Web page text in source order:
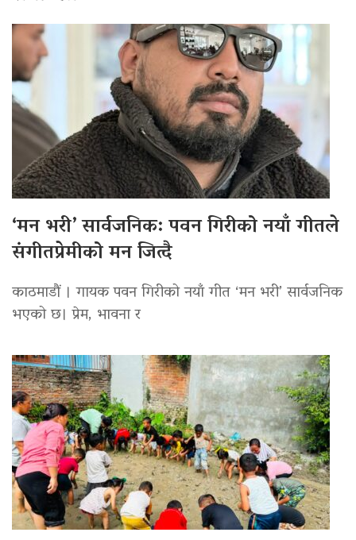
‘मन भरी’ सार्वजनिक: पवन गिरीको नयाँ गीतले
संगीतप्रेमीको मन जित्दै
काठमाडौं । गायक पवन गिरीको नयाँ गीत ‘मन भरी’ सार्वजनिक
भएको छ। प्रेम, भावना र